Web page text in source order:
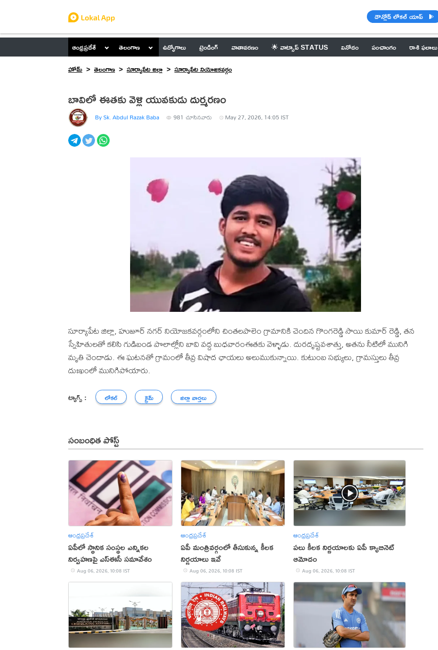
డౌన్లోడ్ లోకల్ యాప్
ఆంధ్రప్రదేశ్ తెలంగాణ ఉద్యోగాలు ట్రెండింగ్ వాతావరణం 🌟 వాట్సాప్ STATUS వినోదం పంచాంగం రాశి ఫలాలు
హోమ్
తెలంగాణ సూర్యాపేట జిల్లా సూర్యాపేట నియోజకవర్గం
బావిలో ఈతకు వెళ్లి యువకుడు దుర్మరణం
By Sk. Abdul Razak Baba 981 చూసినవారు May 27, 2026, 14:05 IST
సూర్యాపేట జిల్లా, హుజూర్ నగర్ నియోజకవర్గంలోని చింతలపాలెం గ్రామానికి చెందిన గొంగరెడ్డి సాయి కుమార్ రెడ్డి, తన
స్నేహితులతో కలిసి గుడిబండ పొలాల్లోని బావి వద్ద బుధవారంఈతకు వెళ్ళాడు. దురదృష్టవశాత్తు, అతను నీటిలో మునిగి
మృతి చెందాడు. ఈ ఘటనతో గ్రామంలో తీవ్ర విషాద ఛాయలు అలుముకున్నాయి. కుటుంబ సభ్యులు, గ్రామస్తులు తీవ్ర
దుఃఖంలో మునిగిపోయారు.
ట్యాగ్స్ : లోకల్ క్రైమ్ జిల్లా వార్తలు
సంబంధిత పోస్ట్
ఆంధ్రప్రదేశ్
ఏపీలో స్థానిక సంస్థల ఎన్నికల
నిర్వహణపై ఎస్‌ఈసీ సమావేశం
Aug 06, 2026, 10:08 IST
ఆంధ్రప్రదేశ్
ఏపీ మంత్రివర్గంలో తీసుకున్న కీలక
నిర్ణయాలు ఇవే
Aug 06, 2026, 10:08 IST
ఆంధ్రప్రదేశ్
పలు కీలక నిర్ణయాలకు ఏపీ క్యాబినెట్
ఆమోదం
Aug 06, 2026, 10:08 IST